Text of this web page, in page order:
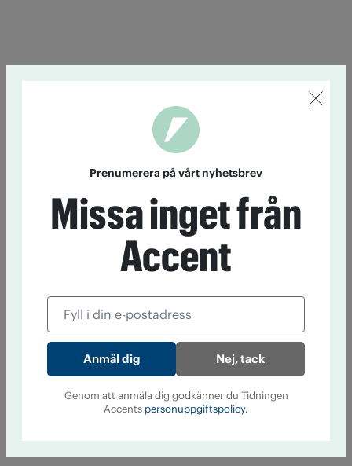
Prenumerera på vårt nyhetsbrev
Missa inget från
Accent
Nej, tack
Genom att anmäla dig godkänner du Tidningen
Accents personuppgiftspolicy.